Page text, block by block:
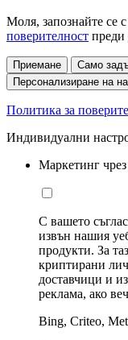
Моля, запознайте се
поверителност преди
Приемане
Само
Персонализиране на
Политика за
Индивидуални
Маркетинг
С вашето
извън нашия
продукти. За
криптирани
доставчици и
реклама, ако
Bing, Criteo,